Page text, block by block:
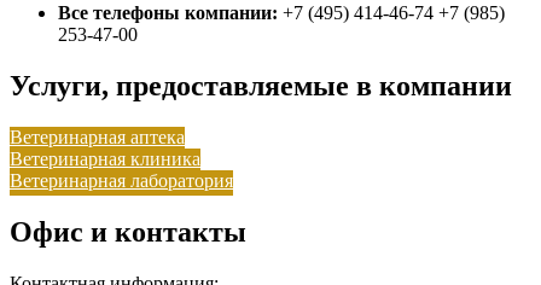
Все телефоны компании: +7 (495) 414-46-74 +7 (985)
253-47-00
Услуги, предоставляемые в компании
Ветеринарная аптека
Ветеринарная клиника
Ветеринарная лаборатория
Офис и контакты